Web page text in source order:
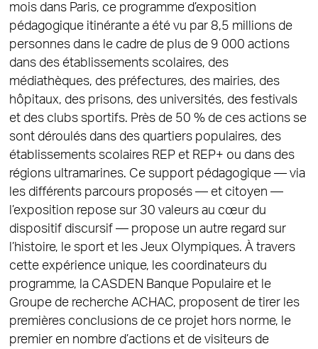
mois dans Paris, ce programme d’exposition
pédagogique itinérante a été vu par 8,5 millions de
personnes dans le cadre de plus de 9 000 actions
dans des établissements scolaires, des
médiathèques, des préfectures, des mairies, des
hôpitaux, des prisons, des universités, des festivals
et des clubs sportifs. Près de 50 % de ces actions se
sont déroulés dans des quartiers populaires, des
établissements scolaires REP et REP+ ou dans des
régions ultramarines. Ce support pédagogique — via
les différents parcours proposés — et citoyen —
l’exposition repose sur 30 valeurs au cœur du
dispositif discursif — propose un autre regard sur
l’histoire, le sport et les Jeux Olympiques. À travers
cette expérience unique, les coordinateurs du
programme, la CASDEN Banque Populaire et le
Groupe de recherche ACHAC, proposent de tirer les
premières conclusions de ce projet hors norme, le
premier en nombre d’actions et de visiteurs de